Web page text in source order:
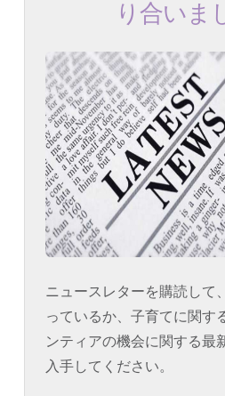
り合いま
ニュースレターを購読して
っているか、子育てに関す
ンティアの機会に関する最
入手してください。